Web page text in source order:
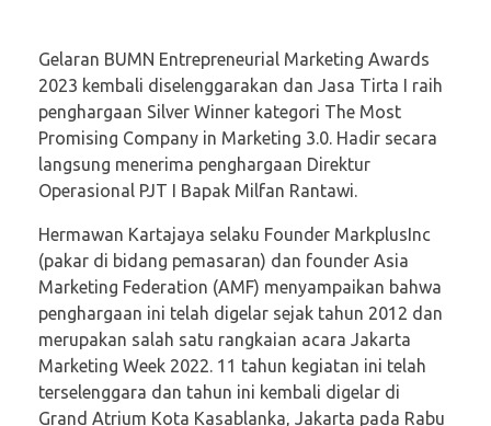
Gelaran BUMN Entrepreneurial Marketing Awards
2023 kembali diselenggarakan dan Jasa Tirta I raih
penghargaan Silver Winner kategori The Most
Promising Company in Marketing 3.0. Hadir secara
langsung menerima penghargaan Direktur
Operasional PJT I Bapak Milfan Rantawi.
Hermawan Kartajaya selaku Founder MarkplusInc
(pakar di bidang pemasaran) dan founder Asia
Marketing Federation (AMF) menyampaikan bahwa
penghargaan ini telah digelar sejak tahun 2012 dan
merupakan salah satu rangkaian acara Jakarta
Marketing Week 2022. 11 tahun kegiatan ini telah
terselenggara dan tahun ini kembali digelar di
Grand Atrium Kota Kasablanka, Jakarta pada Rabu